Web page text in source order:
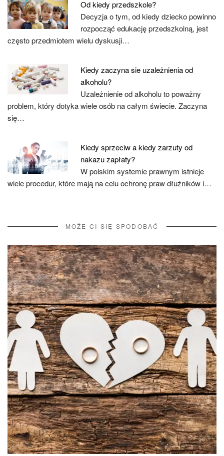
Od kiedy przedszkole?
Decyzja o tym, od kiedy dziecko powinno
rozpocząć edukację przedszkolną, jest
często przedmiotem wielu dyskusji…
Kiedy zaczyna sie uzależnienia od
alkoholu?
Uzależnienie od alkoholu to poważny
problem, który dotyka wiele osób na całym świecie. Zaczyna
się…
Kiedy sprzeciw a kiedy zarzuty od
nakazu zapłaty?
W polskim systemie prawnym istnieje
wiele procedur, które mają na celu ochronę praw dłużników i…
MOŻE CI SIĘ SPODOBAĆ